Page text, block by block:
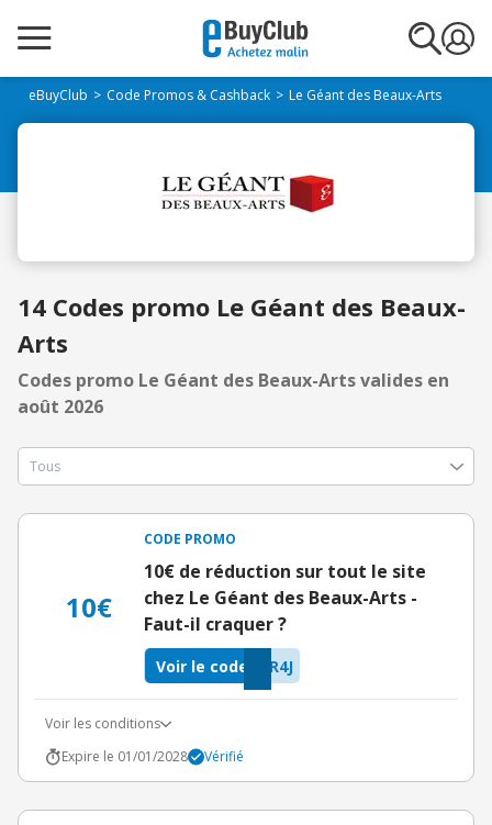
eBuyClub Code Promos & Cashback Le Géant des Beaux-Arts
14 Codes promo Le Géant des Beaux-
Arts
Codes promo Le Géant des Beaux-Arts valides en
août 2026
10€
CODE PROMO
10€ de réduction sur tout le site
chez Le Géant des Beaux-Arts -
Faut-il craquer ?
R4J
Voir le code
Voir les conditions
Expire le 01/01/2028
Vérifié